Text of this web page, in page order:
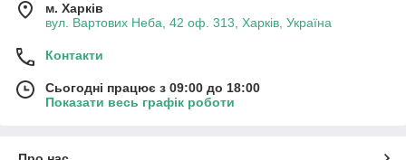
м. Харків
вул. Вартових Неба, 42 оф. 313, Харків, Україна
Контакти
Сьогодні працює з 09:00 до 18:00
Показати весь графік роботи